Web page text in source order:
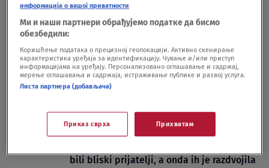
Oglas
Ono što poneseš iz kuće: Piše Ivan Mrđen
"Odbijam da poverujem da pripadaš grupi
koja se radovala kada je ubijen premijer":
bili bliski prijatelji, a onda ih je razdvojila
информација о вашој приватности
Ми и наши партнери обрађујемо податке да бисмо
обезбедили:
Коришћење података о прецизној геолокацији. Активно скенирање
карактеристика уређаја за идентификацију. Чување и/или приступ
информацијама на уређају. Персонализовано оглашавање и садржај,
мерење оглашавања и садржаја, истраживање публике и развој услуга.
Листа партнера (добављача)
Приказ сврха Прихватам